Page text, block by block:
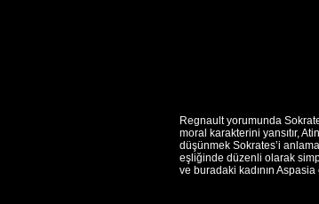
Regnault yorumunda
moral karakterini yansıtır,
düşünmek Sokrates’i
eşliğinde düzenli olarak
ve buradaki kadının Aspasia